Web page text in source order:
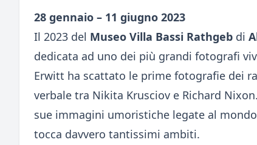
28 gennaio – 11 giugno 2023
Il 2023 del Museo Villa Bassi Rathgeb di
dedicata ad uno dei più grandi fotografi
Erwitt ha scattato le prime fotografie dei
verbale tra Nikita Krusciov e Richard
sue immagini umoristiche legate al
tocca davvero tantissimi ambiti.